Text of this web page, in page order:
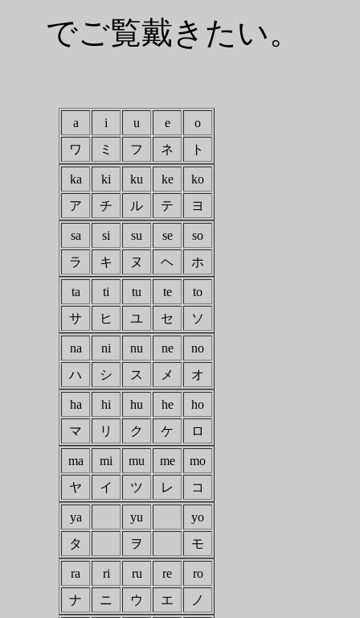
でご覧戴きたい。
a i u e
o
ワ
ミ フ ネ ト
ka ki ku ke
ko
ア
チ ル テ ヨ
sa si su se
so
ラ
キ ヌ ヘ ホ
ta ti tu te
to
サ
ヒ ユ セ ソ
na ni nu ne
no
ハ
シ ス メ オ
ha hi hu he
ho
マ
リ ク ケ ロ
ma mi mu me
mo
ヤ
イ ツ レ コ
ya yu
yo
タ
ヲ モ
ra ri ru re
ro
ナ
ニ ウ エ ノ